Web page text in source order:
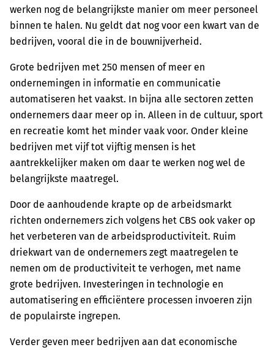
werken nog de belangrijkste manier om meer personeel
binnen te halen. Nu geldt dat nog voor een kwart van de
bedrijven, vooral die in de bouwnijverheid.
Grote bedrijven met 250 mensen of meer en
ondernemingen in informatie en communicatie
automatiseren het vaakst. In bijna alle sectoren zetten
ondernemers daar meer op in. Alleen in de cultuur, sport
en recreatie komt het minder vaak voor. Onder kleine
bedrijven met vijf tot vijftig mensen is het
aantrekkelijker maken om daar te werken nog wel de
belangrijkste maatregel.
Door de aanhoudende krapte op de arbeidsmarkt
richten ondernemers zich volgens het CBS ook vaker op
het verbeteren van de arbeidsproductiviteit. Ruim
driekwart van de ondernemers zegt maatregelen te
nemen om de productiviteit te verhogen, met name
grote bedrijven. Investeringen in technologie en
automatisering en efficiëntere processen invoeren zijn
de populairste ingrepen.
Verder geven meer bedrijven aan dat economische